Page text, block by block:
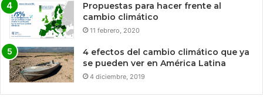
Propuestas para hacer frente al
cambio climático
11 febrero, 2020
4 efectos del cambio climático que ya
se pueden ver en América Latina
4 diciembre, 2019